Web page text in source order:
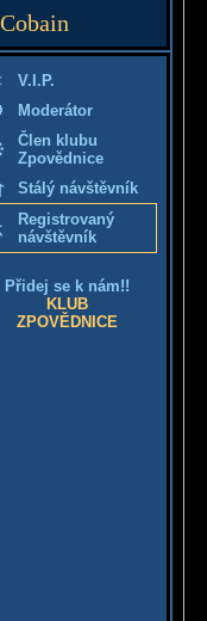
V.I.P.
Moderátor
Člen klubu
Zpovědnice
Stálý návštěvník
Registrovaný
návštěvník
Přidej se k nám!!
KLUB
ZPOVĚDNICE